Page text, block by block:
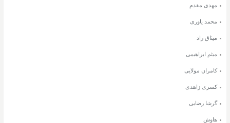
مهدی مقدم
محمد یاوری
میثاق راد
میثم ابراهیمی
کامران مولایی
کسری زاهدی
گرشا رضایی
هاوش